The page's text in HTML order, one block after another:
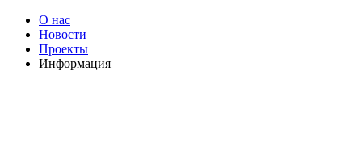
О нас
Новости
Проекты
Информация